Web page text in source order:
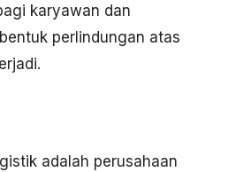
karyawan dan
perlindungan atas
adalah perusahaan